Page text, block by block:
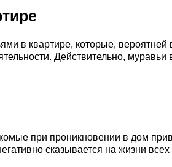
в квартире, которые, вероятней
Действительно, муравьи
при проникновении в дом
сказывается на жизни